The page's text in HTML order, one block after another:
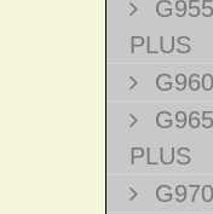
PLUS
PLUS